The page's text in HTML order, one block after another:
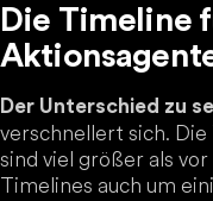
Die Timeline
Der Unterschied zu
verschnellert sich.
sind viel größer als
Timelines auch um